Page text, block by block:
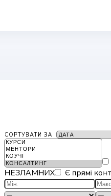
СОРТУВАТИ ЗА
НЕЗЛАМНИХ
Є прямі